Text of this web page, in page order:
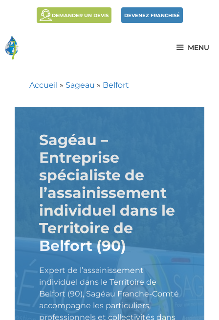
DEMANDER UN DEVIS DEVENEZ FRANCHISÉ
MENU
Accueil » Sageau » Belfort
Sagéau –
Entreprise
spécialiste de
l’assainissement
individuel dans le
Territoire de
Belfort (90)
Expert de l’assainissement
individuel dans le Territoire de
Belfort (90), Sagéau Franche-Comté
accompagne les particuliers,
professionnels et collectivités dans